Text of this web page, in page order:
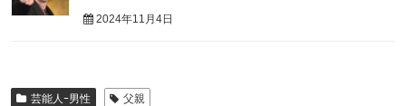
2024年11月4日
芸能人ｰ男性 父親